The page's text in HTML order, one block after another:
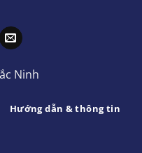
Ninh
Hướng dẫn & thông tin